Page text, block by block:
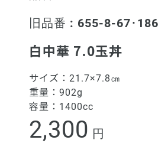
旧品番 : 655-8-67･186
白中華 7.0玉丼
サイズ： 21.7×7.8㎝
重量： 902g
容量： 1400cc
2,300 円